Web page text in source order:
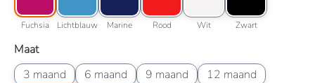
Fuchsia Lichtblauw Marine Rood Wit Zwart
Selecteer
Maat
3 maand
Maatoptie: 3 maand
6 maand
Maatoptie: 6 maand
9 maand
Maatoptie: 9 maand12 maand
Maatoptie: 12 maand